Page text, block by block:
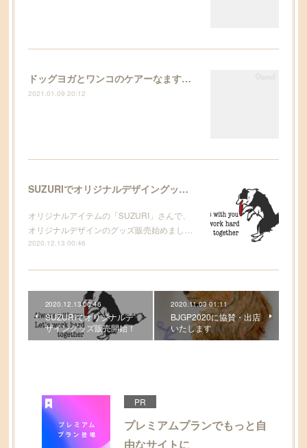
ドッグヨガとワンコのケアーなますてwoneー
2021.01.09 20:12
SUZURIでオリジナルデザイングッズ販売開始！
オリジナルアイテムの「SUZURI」さんで、
オリジナルデザインのグッズ販売始めまし…
2020.12.13 00:46
2020.12.13 00:46
SUZURIでオリジナルデ
ザイングッズ販売開始！
2020.11.03 01:11
BJGP2020に協賛・出店
いたします
PR
プレミアムプランでもっと自
由なサイトに